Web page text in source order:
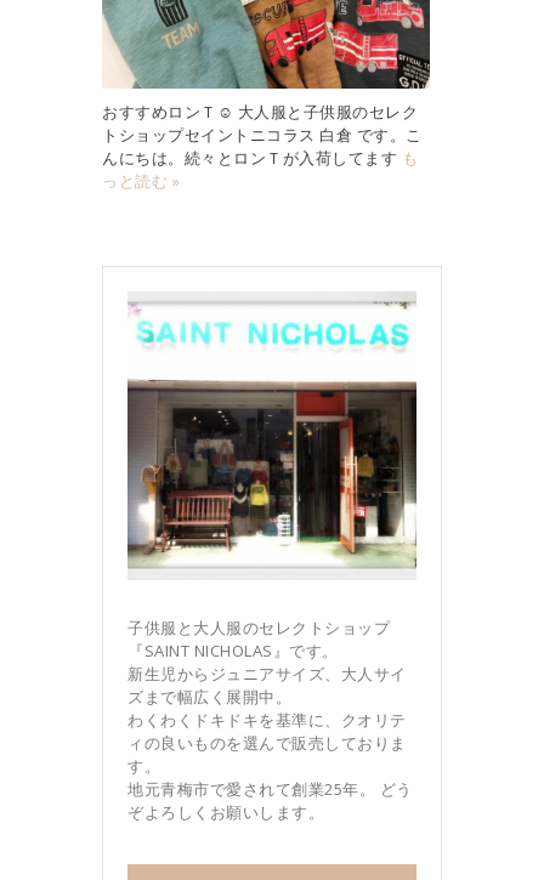
おすすめロンＴ☺︎ 大人服と子供服のセレク
トショップセイントニコラス 白倉 です。こ
んにちは。続々とロンＴが入荷してます も
っと読む »
子供服と大人服のセレクトショップ
『SAINT NICHOLAS』です。
新生児からジュニアサイズ、大人サイ
ズまで幅広く展開中。
わくわくドキドキを基準に、クオリテ
ィの良いものを選んで販売しておりま
す。
地元青梅市で愛されて創業25年。 どう
ぞよろしくお願いします。